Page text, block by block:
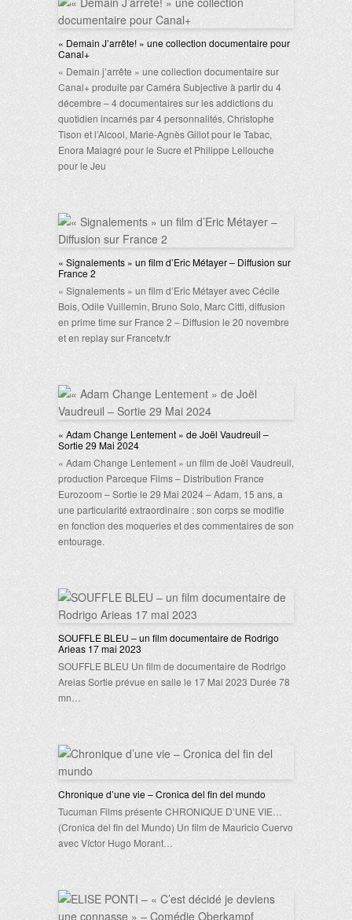
« Demain J’arrête! » une collection documentaire pour
Canal+
« Demain j’arrête » une collection documentaire sur
Canal+ produite par Caméra Subjective à partir du 4
décembre – 4 documentaires sur les addictions du
quotidien incarnés par 4 personnalités, Christophe
Tison et l’Alcool, Marie-Agnès Gillot pour le Tabac,
Enora Malagré pour le Sucre et Philippe Lellouche
pour le Jeu
« Signalements » un film d’Eric Métayer – Diffusion sur
France 2
« Signalements » un film d’Eric Métayer avec Cécile
Bois, Odile Vuillemin, Bruno Solo, Marc Citti, diffusion
en prime time sur France 2 – Diffusion le 20 novembre
et en replay sur Francetv.fr
« Adam Change Lentement » de Joël Vaudreuil –
Sortie 29 Mai 2024
« Adam Change Lentement » un film de Joël Vaudreuil,
production Parceque Films – Distribution France
Eurozoom – Sortie le 29 Mai 2024 – Adam, 15 ans, a
une particularité extraordinaire : son corps se modifie
en fonction des moqueries et des commentaires de son
entourage.
SOUFFLE BLEU – un film documentaire de Rodrigo
Arieas 17 mai 2023
SOUFFLE BLEU Un film de documentaire de Rodrigo
Areias Sortie prévue en salle le 17 Mai 2023 Durée 78
mn…
Chronique d’une vie – Cronica del fin del mundo
Tucuman Films présente CHRONIQUE D’UNE VIE…
(Cronica del fin del Mundo) Un film de Mauricio Cuervo
avec Víctor Hugo Morant…